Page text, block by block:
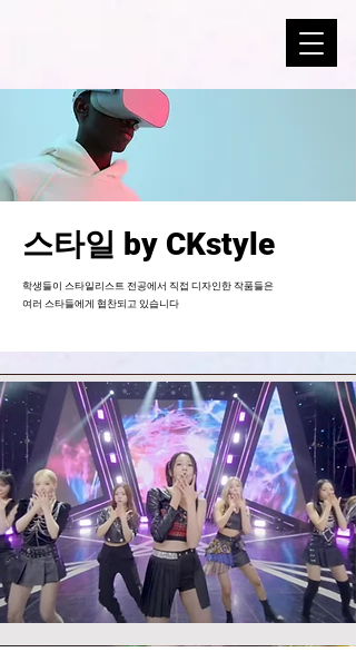
​스타일 by CKstyle
학생들이 스타일리스트 전공에서 직접 디자인한 작품들은
여러 스타들에게 협찬되고 있습니다